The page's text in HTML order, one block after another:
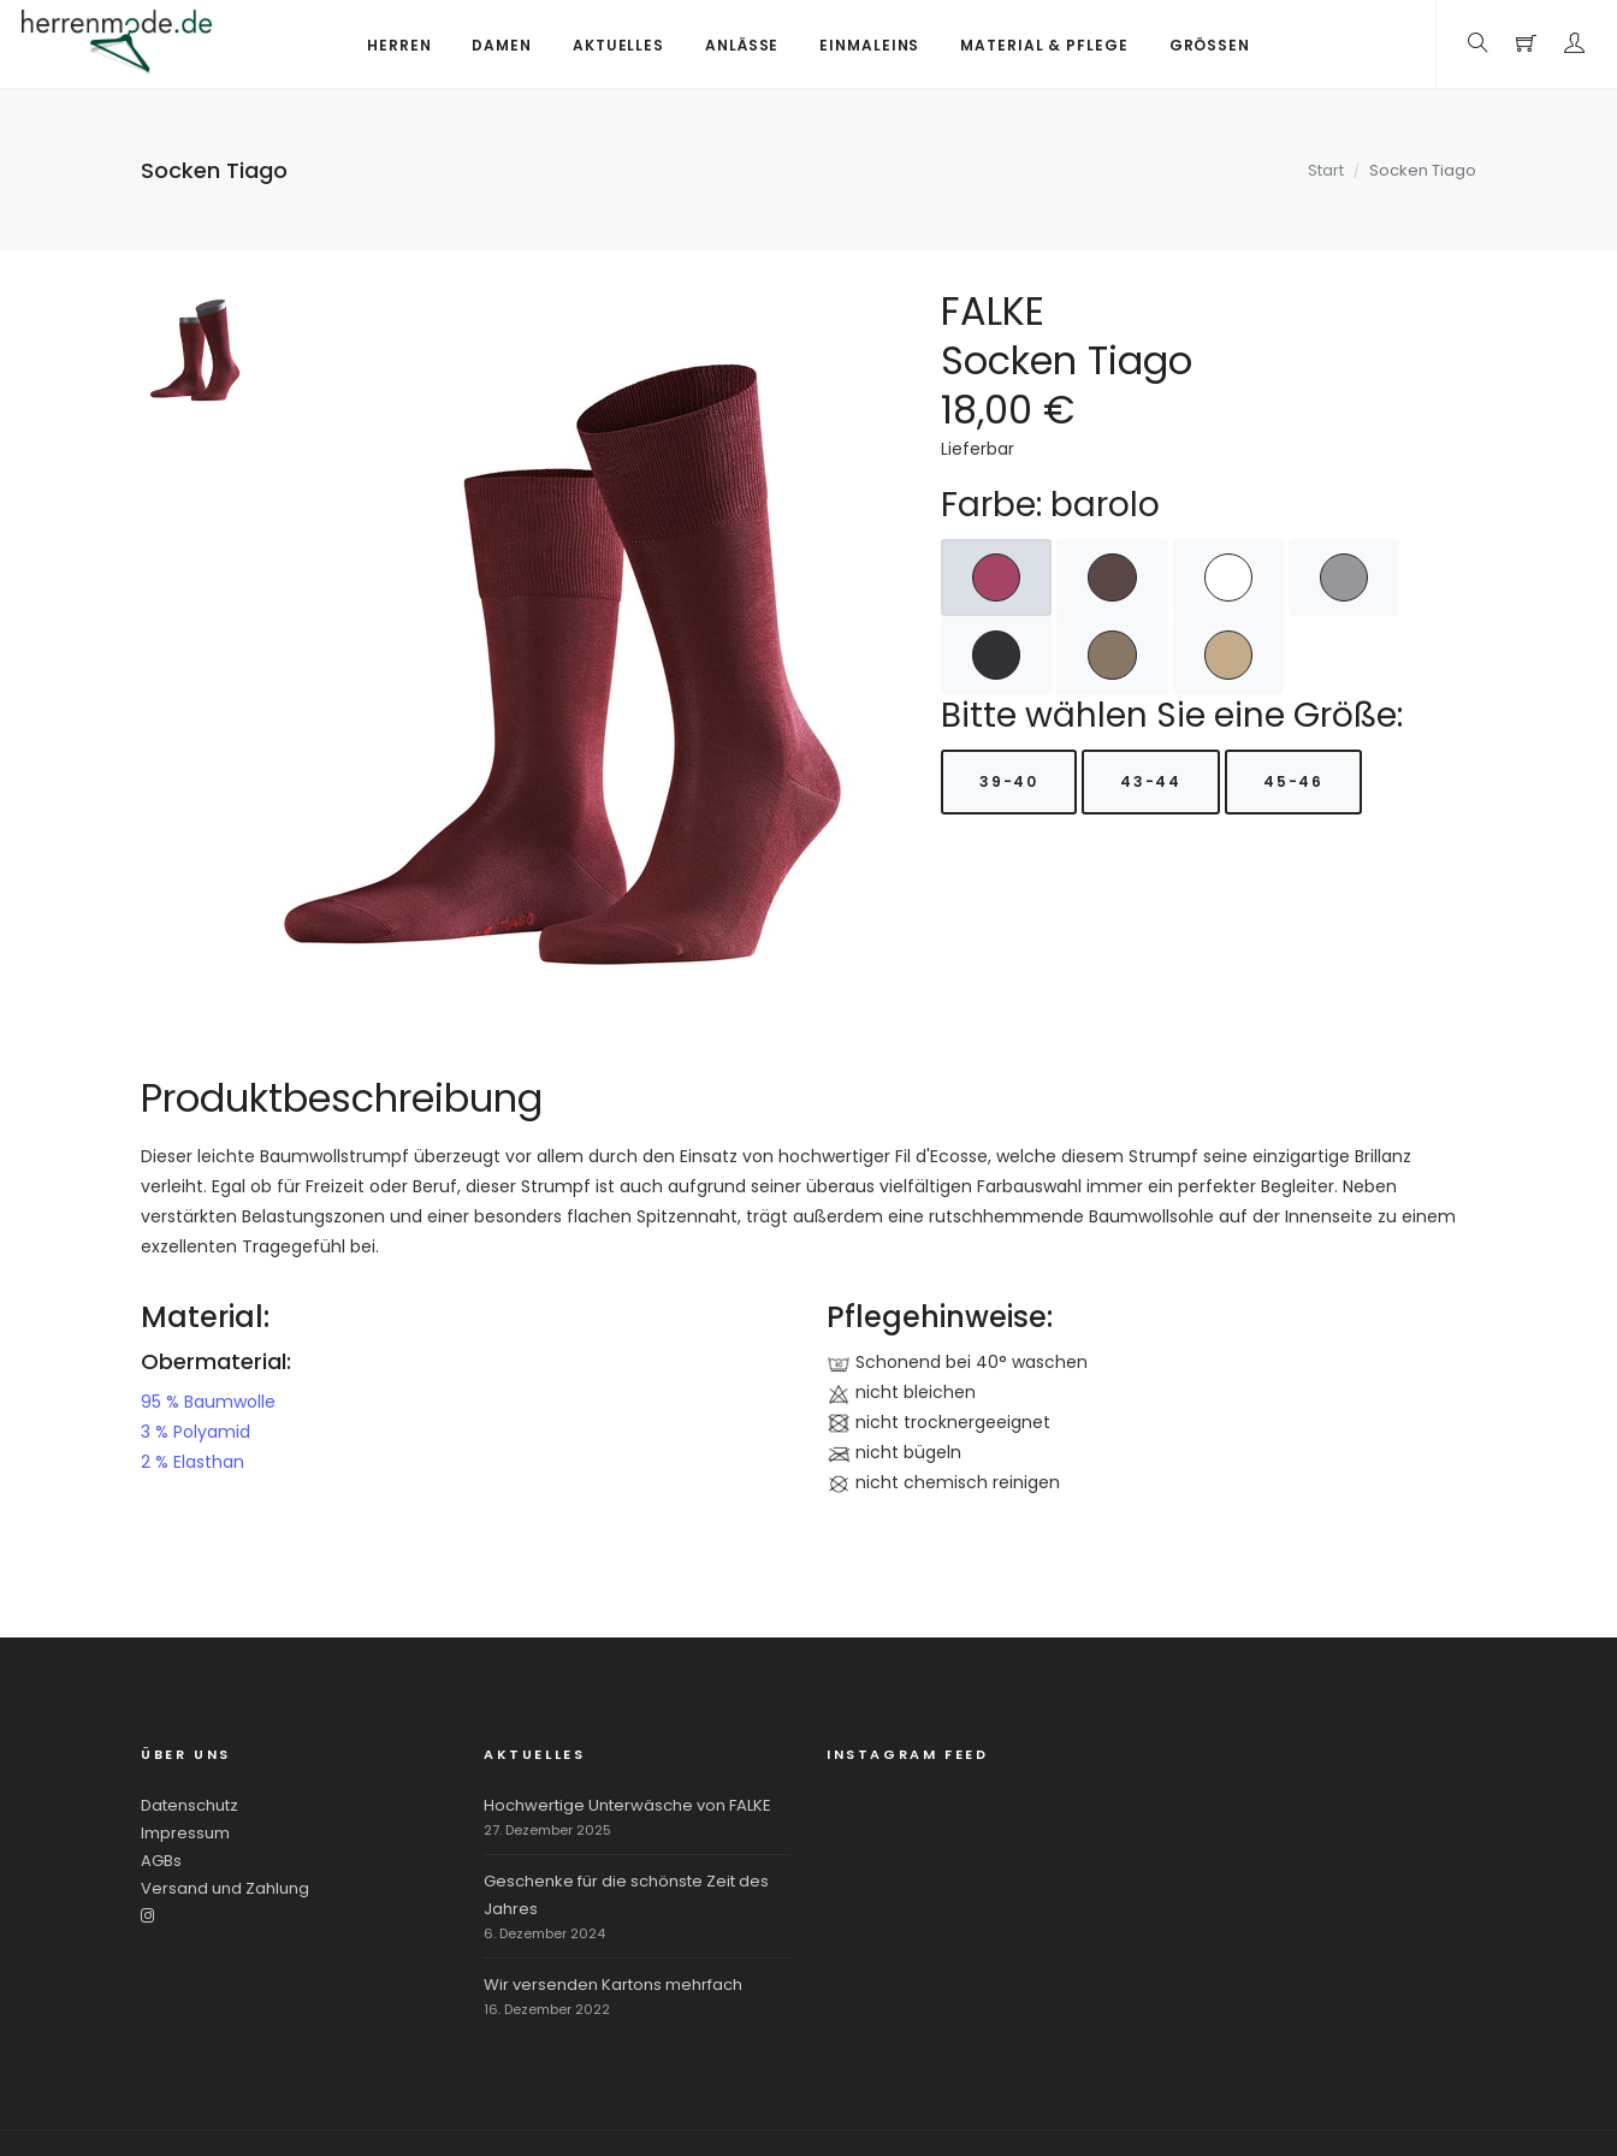
HERREN DAMEN AKTUELLES ANLÄSSE EINMALEINS MATERIAL & PFLEGE GRÖSSEN
Socken Tiago Start Socken Tiago
FALKE
Socken Tiago
18,00 €
Lieferbar
Farbe: barolo
Bitte wählen Sie eine Größe:
39-40 43-44 45-46
Produktbeschreibung
Dieser leichte Baumwollstrumpf überzeugt vor allem durch den Einsatz von hochwertiger Fil d'Ecosse, welche diesem Strumpf seine einzigartige Brillanz
verleiht. Egal ob für Freizeit oder Beruf, dieser Strumpf ist auch aufgrund seiner überaus vielfältigen Farbauswahl immer ein perfekter Begleiter. Neben
verstärkten Belastungszonen und einer besonders flachen Spitzennaht, trägt außerdem eine rutschhemmende Baumwollsohle auf der Innenseite zu einem
exzellenten Tragegefühl bei.
Material:
Obermaterial:
95 % Baumwolle
3 % Polyamid
2 % Elasthan
Pflegehinweise:
Schonend bei 40° waschen
nicht bleichen
nicht trocknergeeignet
nicht bügeln
nicht chemisch reinigen
ÜBER UNS
Datenschutz
Impressum
AGBs
Versand und Zahlung
AKTUELLES
Hochwertige Unterwäsche von FALKE
27. Dezember 2025
Geschenke für die schönste Zeit des
Jahres
6. Dezember 2024
Wir versenden Kartons mehrfach
16. Dezember 2022
INSTAGRAM FEED